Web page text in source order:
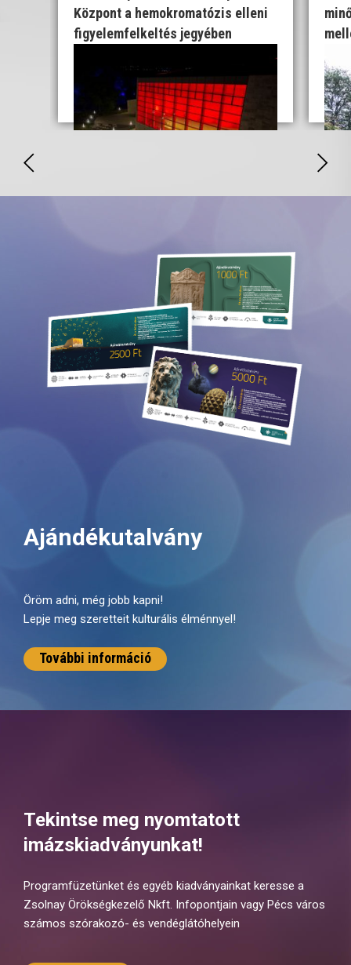
Központ a hemokromatózis elleni
figyelemfelkeltés jegyében
Ajándékutalvány
Öröm adni, még jobb kapni!
Lepje meg szeretteit kulturális élménnyel!
További információ
Tekintse meg nyomtatott
imázskiadványunkat!
Programfüzetünket és egyéb kiadványainkat keresse a
Zsolnay Örökségkezelő Nkft. Infopontjain vagy Pécs város
számos szórakozó- és vendéglátóhelyein